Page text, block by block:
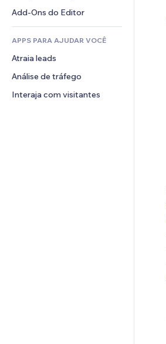
Calculadoras
Busca
Previsão do tempo
Tabelas e gráficos
Comunidade
Avaliações e depoimentos
CRM
Add-Ons do Editor
APPS PARA AJUDAR VOCÊ
Atraia leads
Análise de tráfego
Interaja com visitantes